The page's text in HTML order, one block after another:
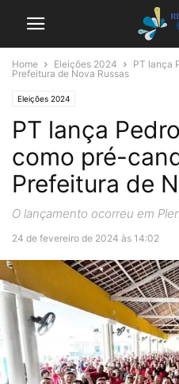
Home Eleições 2024
PT lança
Prefeitura de Nova Russas
Eleições 2024
PT lança
como pré-
Prefeitura de
O lançamento ocorreu em
24 de fevereiro de 2024 às 14:02